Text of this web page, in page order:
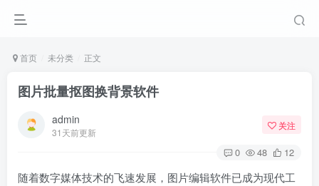
首页 未分类 正文
图片批量抠图换背景软件
admin
31天前更新
关注
0 48 12
随着数字媒体技术的飞速发展，图片编辑软件已成为现代工